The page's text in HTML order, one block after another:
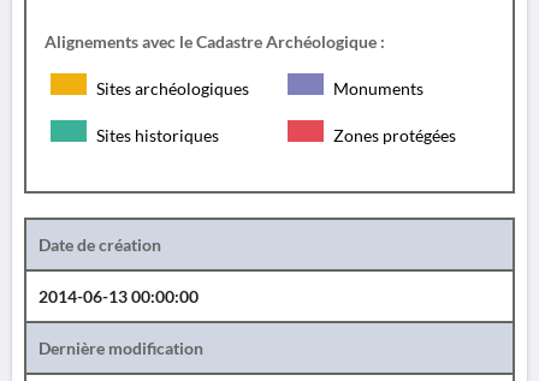
Alignements avec le Cadastre Archéologique :
Sites archéologiques Monuments
Sites historiques Zones protégées
Date de création
2014-06-13 00:00:00
Dernière modification